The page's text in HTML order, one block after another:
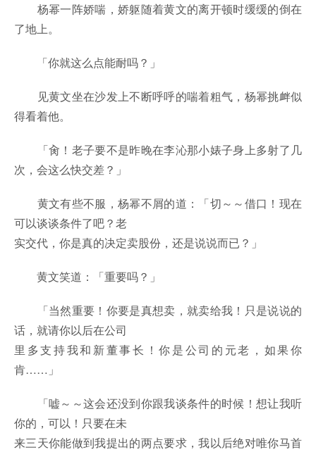
杨幂一阵娇喘，娇躯随着黄文的离开顿时缓缓的倒在
了地上。
「你就这么点能耐吗？」
见黄文坐在沙发上不断呼呼的喘着粗气，杨幂挑衅似
得看着他。
「肏！老子要不是昨晚在李沁那小婊子身上多射了几
次，会这么快交差？」
黄文有些不服，杨幂不屑的道：「切～～借口！现在
可以谈谈条件了吧？老
实交代，你是真的决定卖股份，还是说说而已？」
黄文笑道：「重要吗？」
「当然重要！你要是真想卖，就卖给我！只是说说的
话，就请你以后在公司
里多支持我和新董事长！你是公司的元老，如果你
肯……」
「嘘～～这会还没到你跟我谈条件的时候！想让我听
你的，可以！只要在未
来三天你能做到我提出的两点要求，我以后绝对唯你马首